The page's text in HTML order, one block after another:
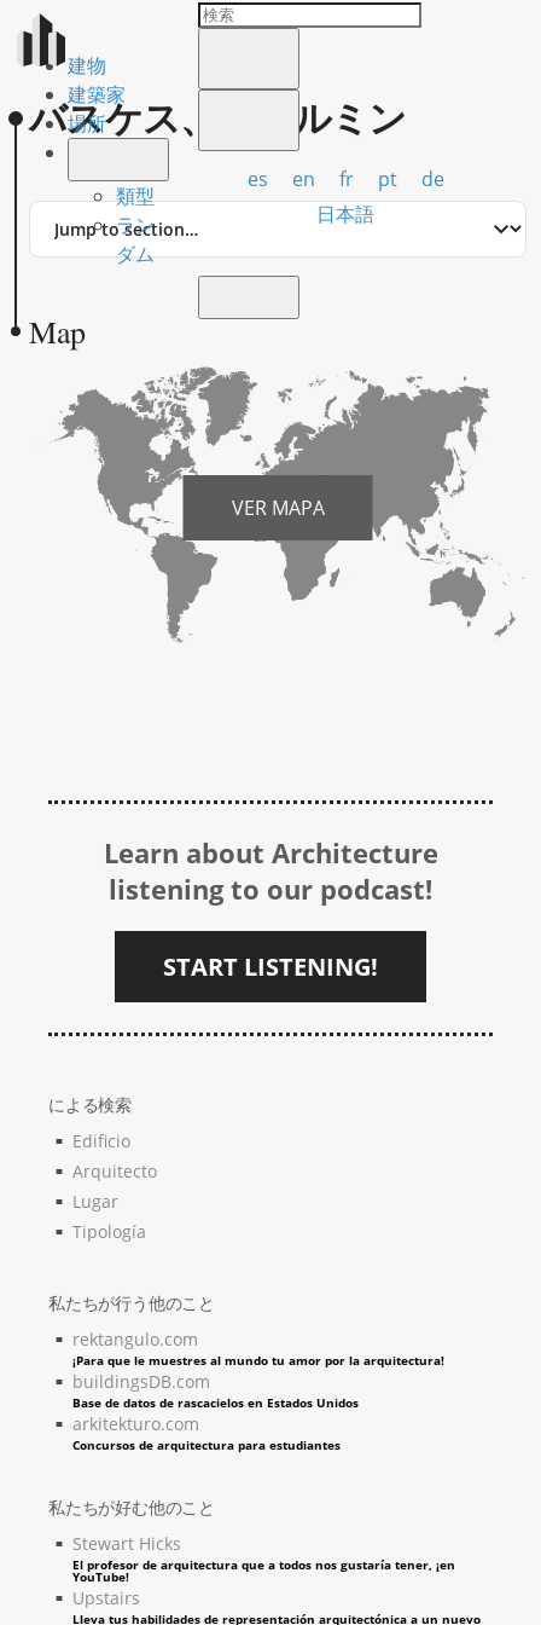
建物
建築家
場所
類型
ラン
ダム
es en fr pt
de
日本語
バスケス、フェルミン
Jump
Map
VER MAPA
Learn about Architecture
listening to our podcast!
START LISTENING!
による検索
Edificio
Arquitecto
Lugar
Tipología
私たちが行う他のこと
rektangulo.com
¡Para que le muestres al mundo tu amor por la arquitectura!
buildingsDB.com
Base de datos de rascacielos en Estados Unidos
arkitekturo.com
Concursos de arquitectura para estudiantes
私たちが好む他のこと
Stewart Hicks
El profesor de arquitectura que a todos nos gustaría tener, ¡en
YouTube!
Upstairs
Lleva tus habilidades de representación arquitectónica a un nuevo